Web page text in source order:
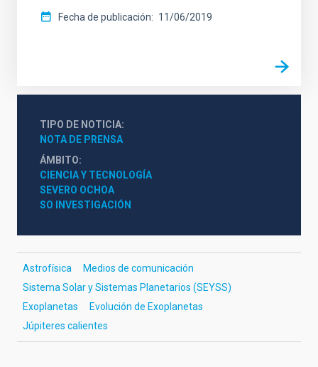
Fecha de publicación 11/06/2019
TIPO DE NOTICIA
NOTA DE PRENSA
ÁMBITO
CIENCIA Y TECNOLOGÍA
SEVERO OCHOA
SO INVESTIGACIÓN
Astrofísica
Medios de comunicación
Sistema Solar y Sistemas Planetarios (SEYSS)
Exoplanetas
Evolución de Exoplanetas
Júpiteres calientes